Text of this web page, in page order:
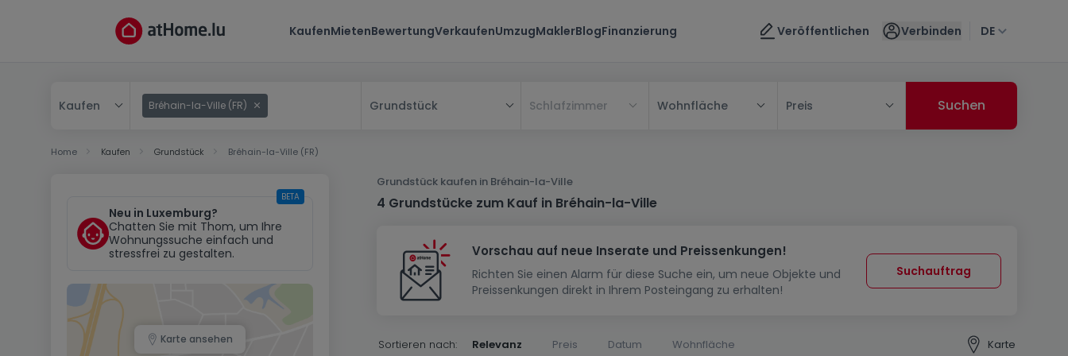
KaufenMietenBewertungVerkaufenUmzugMaklerBlogFinanzierung Veröffentlichen Verbinden DE
Kaufen Bréhain-la-Ville (FR) Grundstück
Haus
Reihenhaus
Doppelhaushälfte
Herrenhaus
Wohnung
Schlafzimmer
1-Zimmer-Apartment
Maisonnette
Wohnanlage
Wohnsiedlung
Haus bauen
Musterhaus
Renditeobjekt
Garage - Parkplatz
Schlafzimmer Wohnfläche Preis
Home Kaufen Grundstück Bréhain-la-Ville (FR)
Grundstück kaufen in Bréhain-la-Ville
4 Grundstücke zum Kauf in Bréhain-la-Ville
Vorschau auf neue Inserate und Preissenkungen!
Richten Sie einen Alarm für diese Suche ein, um neue Objekte und
Preissenkungen direkt in Ihrem Posteingang zu erhalten!
Suchauftrag
Sortieren nach: Relevanz Preis Datum Wohnfläche Karte
Neu in Luxemburg?
Chatten Sie mit Thom, um Ihre
Wohnungssuche einfach und
stressfrei zu gestalten.
BETA
Karte ansehen